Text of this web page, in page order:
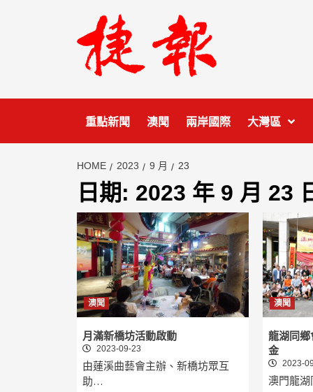
重點新聞 澳聞 兩岸國際 大灣區
HOME 2023 9 月 23
日期: 2023 年 9 月 23
澳聞
月滿新橋坊活動啟動
2023-09-23
由蓮溪曲藝會主辦、新橋坊眾互
助…
澳聞
龍湖同鄉
金
2023-
澳門龍